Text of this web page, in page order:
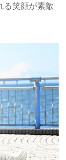
る笑顔が素敵